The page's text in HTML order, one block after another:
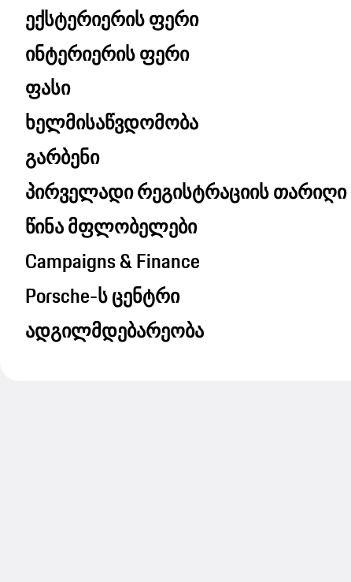
ექსტერიერის ფერი
ინტერიერის ფერი
ფასი
ხელმისაწვდომობა
გარბენი
პირველადი რეგისტრაციის თარიღი
წინა მფლობელები
Campaigns & Finance
Porsche-ს ცენტრი
ადგილმდებარეობა